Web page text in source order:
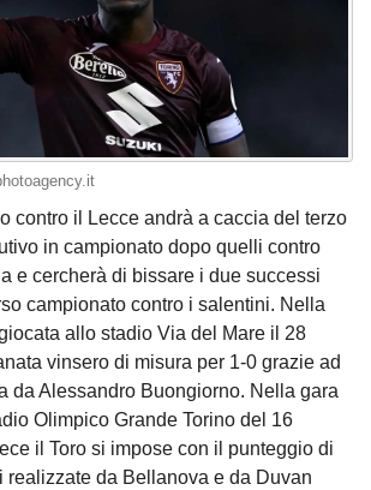
contro il Lecce andrà a caccia del terzo
in campionato dopo quelli contro
e cercherà di bissare i due successi
campionato contro i salentini. Nella
allo stadio Via del Mare il 28
vinsero di misura per 1-0 grazie ad
da Alessandro Buongiorno. Nella gara
Olimpico Grande Torino del 16
il Toro si impose con il punteggio di
realizzate da Bellanova e da Duvan